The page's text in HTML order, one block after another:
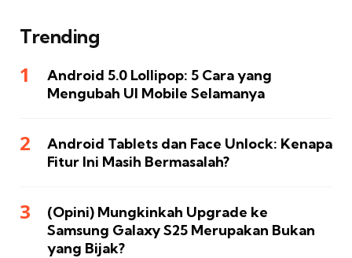
Trending
Android 5.0 Lollipop: 5 Cara yang
Mengubah UI Mobile Selamanya
Android Tablets dan Face Unlock: Kenapa
Fitur Ini Masih Bermasalah?
(Opini) Mungkinkah Upgrade ke
Samsung Galaxy S25 Merupakan Bukan
yang Bijak?